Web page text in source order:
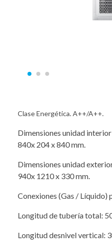
Clase Energética. A++/A++.
Dimensiones unidad
840x 204 x 840 mm.
Dimensiones unidad
940x 1210 x 330 mm.
Conexiones (Gas / Líquido)
Longitud de tubería total:
Longitud desnivel vertical: